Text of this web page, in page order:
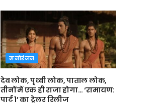
मनोरंजन
देव लोक, पृथ्वी लोक, पाताल लोक,
तीनों में एक ही राजा होगा… ‘रामायण:
पार्ट 1’ का ट्रेलर रिलीज